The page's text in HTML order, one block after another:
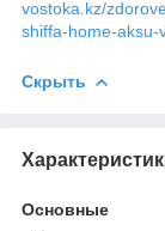
vostoka.kz/
shiffa-home-aksu-
Скрыть
Основные